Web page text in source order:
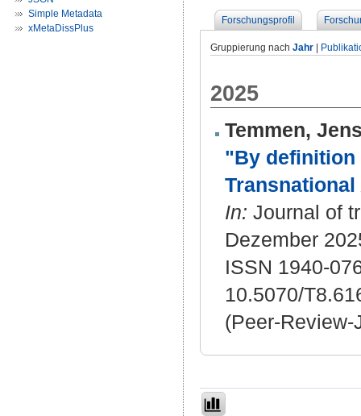
Simple Metadata
xMetaDissPlus
Forschungsprofil
Gruppierung nach Jahr
2025
Temmen,
"By definition
In: Journal of
Dezember
ISSN 1940-
10.5070/
(Peer-Review-